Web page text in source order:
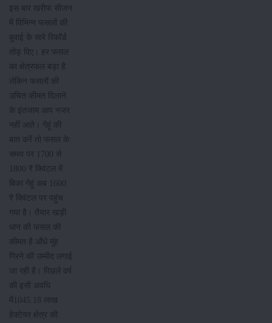
इस बार खरीफ सीजन
में विभिन्न फसलों की
बुवाई के सारे रिकॉर्ड
तोड़ दिए। हर फसल
का क्षेत्रफल बड़ा है
लेकिन फसलों की
उचित कीमत दिलाने
के इंतजाम आप नजर
नहीं आते। गेहूं की
बात करें तो फसल के
समय पर 1700 से
1800 ₹ क्विंटल में
बिका गेहूं अब 1600
₹ क्विंटल पर पहुंच
गया है। तैयार खड़ी
धान की फसल की
कीमत है औंधे मुंह
गिरने की उम्मीद लगाई
जा रही है। पिछले वर्ष
की इसी अवधि
में1045.18 लाख
हेक्टेयर क्षेत्र की